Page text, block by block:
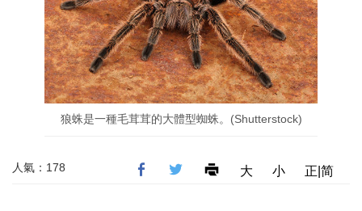
狼蛛是一種毛茸茸的大體型蜘蛛。(Shutterstock)
人氣：178 大 小 正|简